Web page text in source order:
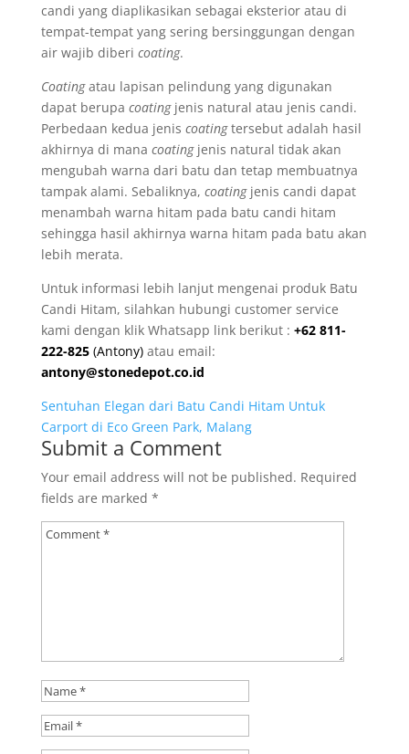
candi yang diaplikasikan sebagai eksterior atau di
tempat-tempat yang sering bersinggungan dengan
air wajib diberi coating.
Coatingatau lapisan pelindung yang digunakan
dapat berupa coatingjenis natural atau jenis candi.
Perbedaan kedua jenis coatingtersebut adalah hasil
akhirnya di mana coatingjenis natural tidak akan
mengubah warna dari batu dan tetap membuatnya
tampak alami. Sebaliknya, coatingjenis candi dapat
menambah warna hitam pada batu candi hitam
sehingga hasil akhirnya warna hitam pada batu akan
lebih merata.
Untuk informasi lebih lanjut mengenai produk Batu
Candi Hitam, silahkan hubungi customer service
kami dengan klik Whatsapp link berikut : +62 811-
222-825(Antony)atau email:
antony@stonedepot.co.id
Sentuhan Elegan dari Batu Candi Hitam Untuk
Carport di Eco Green Park, Malang
Submit a Comment
Your email address will not be published. Required
fields are marked *